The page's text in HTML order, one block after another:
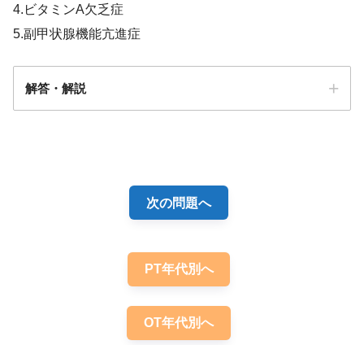
4.ビタミンA欠乏症
5.副甲状腺機能亢進症
解答・解説
次の問題へ
PT年代別へ
OT年代別へ